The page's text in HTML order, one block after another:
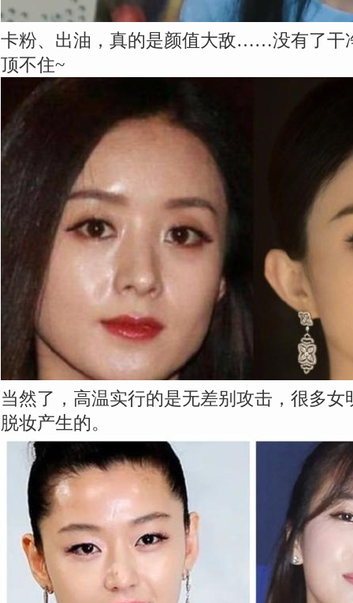
卡粉、出油，真的是颜值大敌……没有了干
顶不住~
当然了，高温实行的是无差别攻击，很多
脱妆产生的。